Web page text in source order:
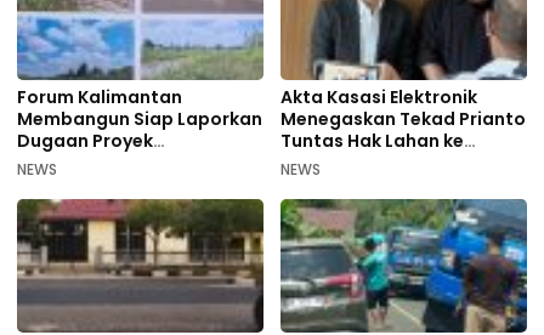
Forum Kalimantan
Membangun Siap Laporkan
Dugaan Proyek
Bermasalah PUPR Kalteng
NEWS
Akta Kasasi Elektronik
Menegaskan Tekad Prianto
Tuntas Hak Lahan ke
Mahkamah Agung
NEWS